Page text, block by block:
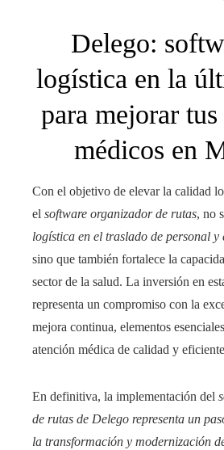
Delego:
logística en la
para mejorar
médicos en
Con el objetivo de elevar la calidad
el software organizador de rutas, no
logística en el traslado de personal y
sino que también fortalece la
sector de la salud. La inversión en
representa un compromiso con la
mejora continua, elementos
atención médica de calidad y
En definitiva, la implementación del
de rutas de Delego representa un
la transformación y modernización